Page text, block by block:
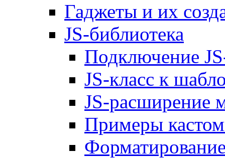
Гаджеты и их
JS-библиотека
Подключение
JS-класс к
JS-расширение
Примеры